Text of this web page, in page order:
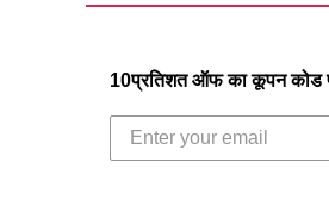
10प्रतिशत ऑफ का कूपन कोड